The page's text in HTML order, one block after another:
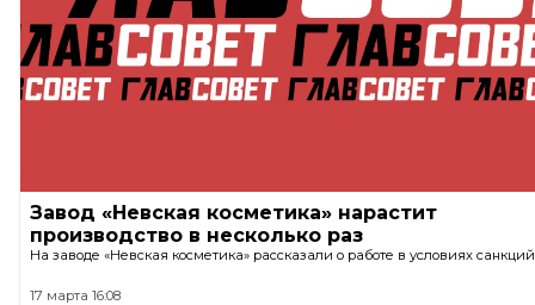
Завод «Невская косметика» нарастит
производство в несколько раз
На заводе «Невская косметика» рассказали о работе в условиях
17 марта 16:08